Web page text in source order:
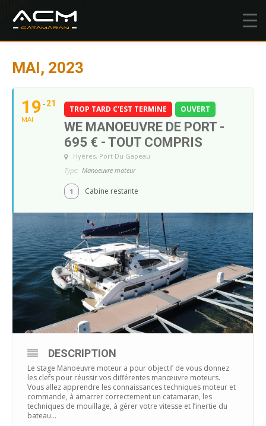
MAI, 2023
19
MAI
21
TROP TARD C'EST TERMINE OUVERT
WE MANOEUVRE DE PORT -
695 € - TOUT COMPRIS
Hyères, Port Du Gapeau
Type: Manoeuvre moteur
1 Cabine restante
DESCRIPTION
Le stage Manoeuvre moteur a pour objectif de vous donnez
les clefs pour réussir vos différentes manœuvre moteurs.
Vous allez apprendre les connaissances techniques moteur et
commande, à amarrer correctement un catamaran, les
techniques de mouillage, à gérer votre vitesse et l’inertie du
bateau…